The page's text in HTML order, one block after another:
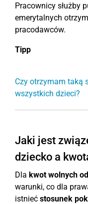
Pracownicy służby
emerytalnych
pracodawców.
Tipp
Czy otrzymam taką
wszystkich dzieci?
Jaki jest
dziecko a
Dla kwot wolnych
warunki, co dla
istnieć stosunek